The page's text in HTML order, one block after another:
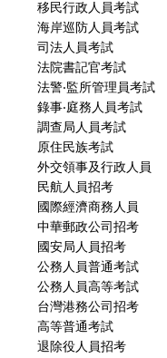
移民行政人員考試
海岸巡防人員考試
司法人員考試
法院書記官考試
法警‧監所管理員考試
錄事‧庭務人員考試
調查局人員考試
原住民族考試
外交領事及行政人員
民航人員招考
國際經濟商務人員
中華郵政公司招考
國安局人員招考
公務人員普通考試
公務人員高等考試
台灣港務公司招考
高等普通考試
退除役人員招考